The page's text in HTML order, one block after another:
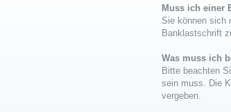
Muss ich einer
Sie können sich
Banklastschrift
Was muss ich
Bitte beachten
sein muss. Die
vergeben.